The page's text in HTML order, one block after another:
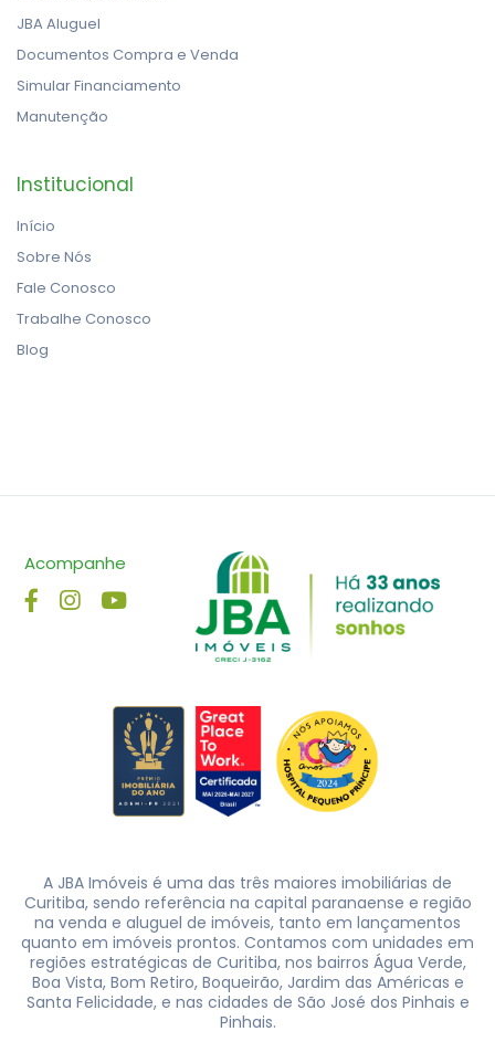
JBA Aluguel
Documentos Compra e Venda
Simular Financiamento
Manutenção
Institucional
Início
Sobre Nós
Fale Conosco
Trabalhe Conosco
Blog
Acompanhe
A JBA Imóveis é uma das três maiores imobiliárias de
Curitiba, sendo referência na capital paranaense e região
na venda e aluguel de imóveis, tanto em lançamentos
quanto em imóveis prontos. Contamos com unidades em
regiões estratégicas de Curitiba, nos bairros Água Verde,
Boa Vista, Bom Retiro, Boqueirão, Jardim das Américas e
Santa Felicidade, e nas cidades de São José dos Pinhais e
Pinhais.